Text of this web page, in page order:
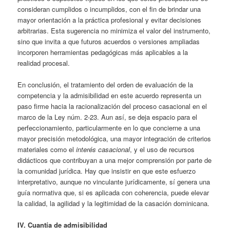
consideran cumplidos o incumplidos, con el fin de brindar una
mayor orientación a la práctica profesional y evitar decisiones
arbitrarias. Esta sugerencia no minimiza el valor del instrumento,
sino que invita a que futuros acuerdos o versiones ampliadas
incorporen herramientas pedagógicas más aplicables a la
realidad procesal.
En conclusión, el tratamiento del orden de evaluación de la
competencia y la admisibilidad en este acuerdo representa un
paso firme hacia la racionalización del proceso casacional en el
marco de la Ley núm. 2-23. Aun así, se deja espacio para el
perfeccionamiento, particularmente en lo que concierne a una
mayor precisión metodológica, una mayor integración de criterios
materiales como elinterés casacional, y el uso de recursos
didácticos que contribuyan a una mejor comprensión por parte de
la comunidad jurídica. Hay que insistir en que este esfuerzo
interpretativo, aunque no vinculante jurídicamente, sí genera una
guía normativa que, si es aplicada con coherencia, puede elevar
la calidad, la agilidad y la legitimidad de la casación dominicana.
IV. Cuantía de admisibilidad